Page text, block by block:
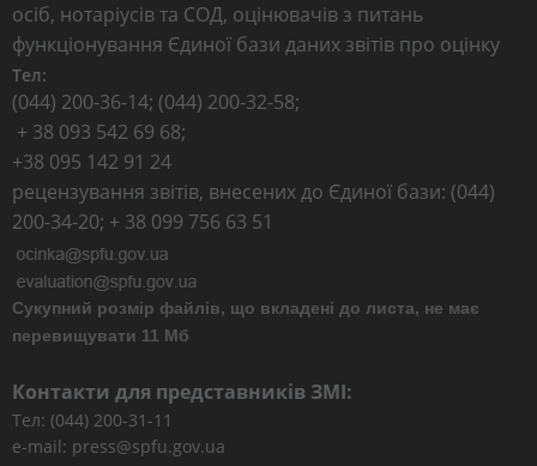
осіб, нотаріусів та СОД, оцінювачів з питань
функціонування Єдиної бази даних звітів про оцінку
Тел:
(044) 200-36-14; (044) 200-32-58;
+ 38 093 542 69 68;
+38 095 142 91 24
рецензування звітів, внесених до Єдиної бази: (044)
200-34-20; + 38 099 756 63 51
Сукупний розмір файлів, що вкладені до листа, не має
перевищувати 11 Мб
Контакти для представників ЗМІ:
Тел: (044) 200-31-11
e-mail: press@spfu.gov.ua